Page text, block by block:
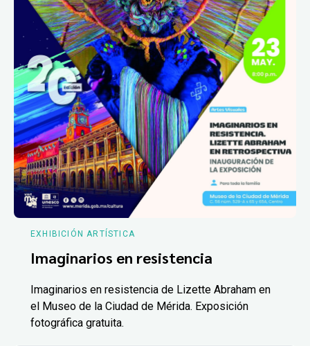
EXHIBICIÓN ARTÍSTICA
Imaginarios en resistencia
Imaginarios en resistencia de Lizette Abraham en
el Museo de la Ciudad de Mérida. Exposición
fotográfica gratuita.